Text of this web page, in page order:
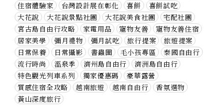
住宿體驗家
台灣設計展在彰化 喜餅
喜餅試吃
大花說
大花說景點社團 大花說美食社團
宅配社團
宮古島自由行攻略
家電用品 寵物友善
寵物友善住宿
居家美學
彌月禮物 彌月試吃 旅行提案
旅遊提案
日常保養
日常攝影 書蟲圈 毛小孩專區
泰國自由行
流行時尚
溫泉季 濟州島自由行
濟洲島自由行
特色觀光列車系列
獨家優惠碼
豪華露營
質感住宿全攻略
越南旅遊 越南自由行
香氛選物
黃山深度旅行